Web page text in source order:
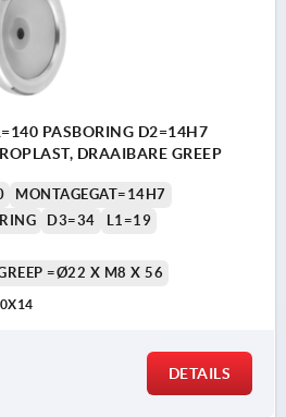
PASBORING D2=14H7
DRAAIBARE GREEP
MONTAGEGAT=14H7
D3=34
L1=19
=Ø22 X M8 X 56
DETAILS